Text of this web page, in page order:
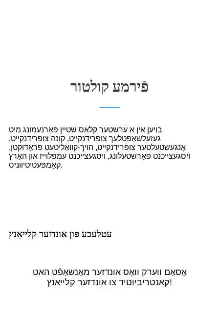
פֿירמע קולטור
בויען אין אַ ערשטער קלאַס שטיין פאַרנעמונג מיט
געזעלשאַפטלעך צופֿרידנקייט, קונה צופֿרידנקייט,
אָנגעשטעלטער צופֿרידנקייט, הויך-קוואַליטעט פּראָדוקטן,
ויסגעצייכנט פאָרשטעלונג, ויסגעצייכנט עמפּלוייז און האַרץ
קאַמפּעטיטיווניס.
עטלעכע פון ​​אונדזער קלייאַנץ
אָסאַם ווערק וואָס אונדזער מאַנשאַפֿט האט
קאַנטריביוטיד צו אונדזער קלייאַנץ!